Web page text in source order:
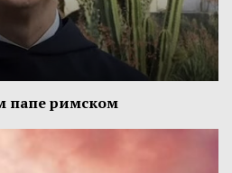
папе римском